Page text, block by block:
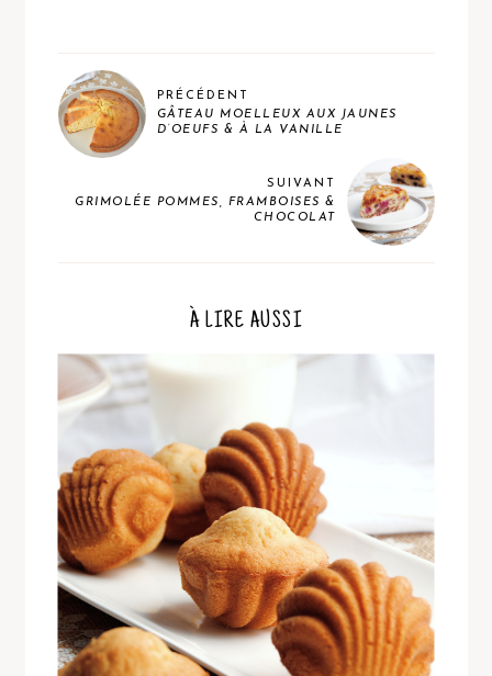
PRÉCÉDENT
GÂTEAU MOELLEUX AUX JAUNES
D’OEUFS & À LA VANILLE
SUIVANT
GRIMOLÉE POMMES, FRAMBOISES &
CHOCOLAT
À LIRE AUSSI